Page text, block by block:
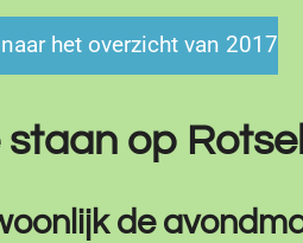
het overzicht van 2017
op
de